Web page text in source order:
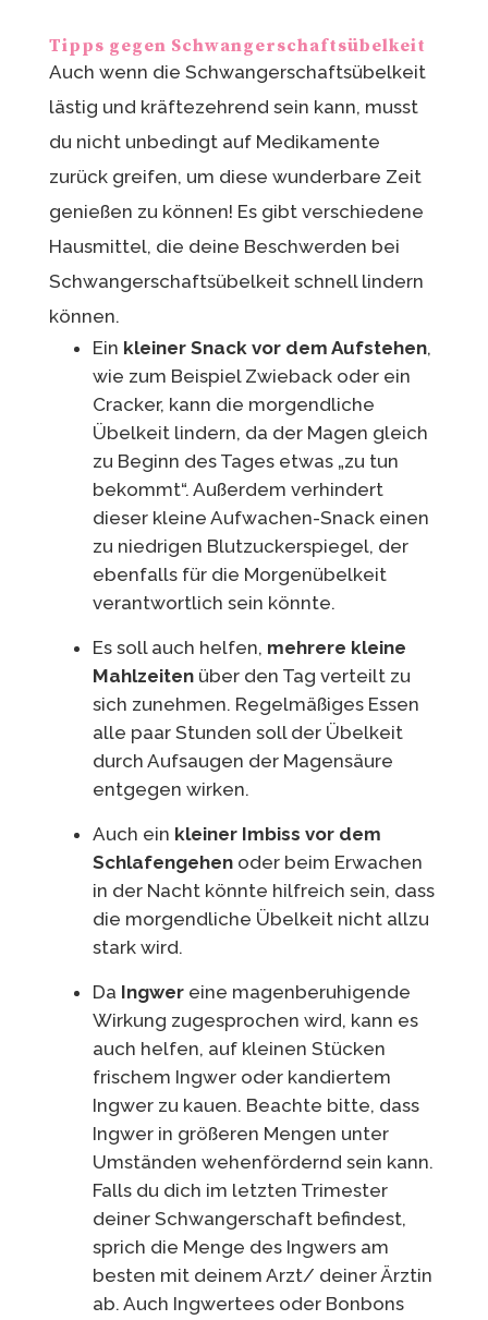
Tipps gegen Schwangerschaftsübelkeit
Auch wenn die Schwangerschaftsübelkeit
lästig und kräftezehrend sein kann, musst
du nicht unbedingt auf Medikamente
zurück greifen, um diese wunderbare Zeit
genießen zu können! Es gibt verschiedene
Hausmittel, die deine Beschwerden bei
Schwangerschaftsübelkeit schnell lindern
können.
Ein kleiner Snack vor dem Aufstehen,
wie zum Beispiel Zwieback oder ein
Cracker, kann die morgendliche
Übelkeit lindern, da der Magen gleich
zu Beginn des Tages etwas „zu tun
bekommt“. Außerdem verhindert
dieser kleine Aufwachen-Snack einen
zu niedrigen Blutzuckerspiegel, der
ebenfalls für die Morgenübelkeit
verantwortlich sein könnte.
Es soll auch helfen, mehrere kleine
Mahlzeitenüber den Tag verteilt zu
sich zunehmen. Regelmäßiges Essen
alle paar Stunden soll der Übelkeit
durch Aufsaugen der Magensäure
entgegen wirken.
Auch ein kleiner Imbiss vor dem
Schlafengehenoder beim Erwachen
in der Nacht könnte hilfreich sein, dass
die morgendliche Übelkeit nicht allzu
stark wird.
Da Ingwereine magenberuhigende
Wirkung zugesprochen wird, kann es
auch helfen, auf kleinen Stücken
frischem Ingwer oder kandiertem
Ingwer zu kauen. Beachte bitte, dass
Ingwer in größeren Mengen unter
Umständen wehenfördernd sein kann.
Falls du dich im letzten Trimester
deiner Schwangerschaft befindest,
sprich die Menge des Ingwers am
besten mit deinem Arzt/ deiner Ärztin
ab. Auch Ingwertees oder Bonbons